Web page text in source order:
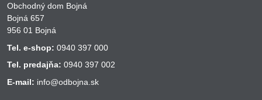
Obchodný dom Bojná
Bojná 657
956 01 Bojná
Tel. e-shop: 0940 397 000
Tel. predajňa: 0940 397 002
E-mail: info@odbojna.sk